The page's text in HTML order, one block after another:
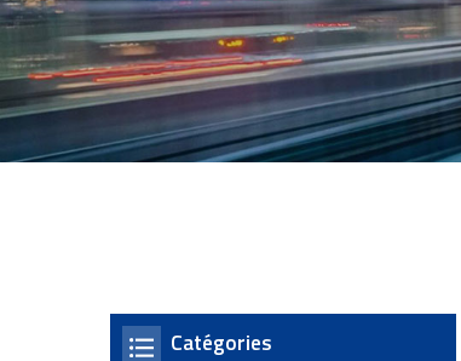
Catégories